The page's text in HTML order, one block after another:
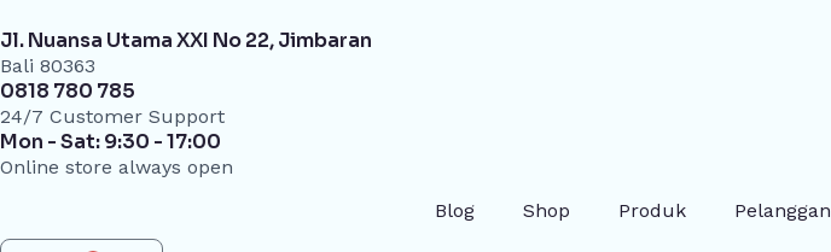
ke
konten
Jl. Nuansa Utama XXI No 22, Jimbaran
Bali 80363
0818 780 785
24/7 Customer Support
Mon - Sat: 9:30 - 17:00
Online store always open
Blog
Shop Produk Pelanggan